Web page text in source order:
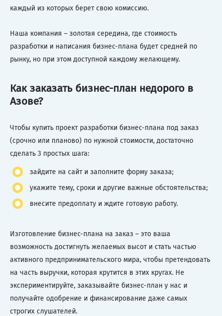
каждый из которых берет свою комиссию.
Наша компания – золотая середина, где стоимость
разработки и написания бизнес-плана будет средней по
рынку, но при этом доступной каждому желающему.
Как заказать бизнес-план недорого в
Азове?
Чтобы купить проект разработки бизнес-плана под заказ
(срочно или планово) по нужной стоимости, достаточно
сделать 3 простых шага:
зайдите на сайт и заполните форму заказа;
укажите тему, сроки и другие важные обстоятельства;
внесите предоплату и ждите готовую работу.
Изготовление бизнес-плана на заказ – это ваша
возможность достигнуть желаемых высот и стать частью
активного предпринимательского мира, чтобы претендовать
на часть выручки, которая крутится в этих кругах. Не
экспериментируйте, заказывайте бизнес-план у нас и
получайте одобрение и финансирование даже самых
строгих слушателей.